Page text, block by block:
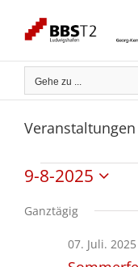
springen
Gehe zu ...
Veranstaltungen
für
9-8-2025
wählen.
Ganztägig
07. Juli. 2025